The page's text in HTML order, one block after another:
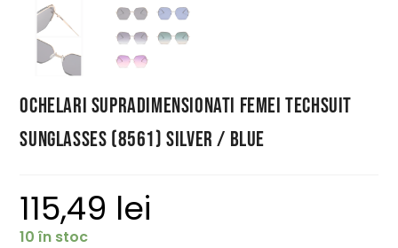
Ochelari Supradimensionati Femei Techsuit
Sunglasses (8561) Silver / Blue
115,49 lei
10 în stoc